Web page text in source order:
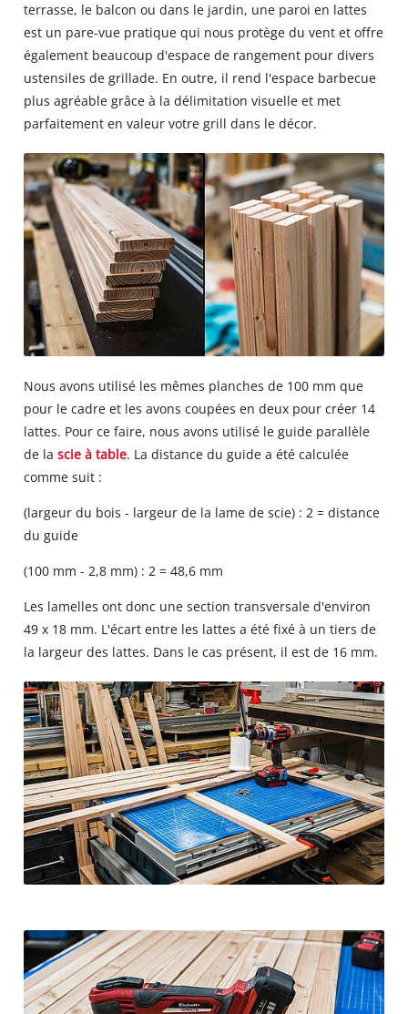
terrasse, le balcon ou dans le jardin, une paroi en lattes
est un pare-vue pratique qui nous protège du vent et offre
également beaucoup d'espace de rangement pour divers
ustensiles de grillade. En outre, il rend l'espace barbecue
plus agréable grâce à la délimitation visuelle et met
parfaitement en valeur votre grill dans le décor.
Nous avons utilisé les mêmes planches de 100 mm que
pour le cadre et les avons coupées en deux pour créer 14
lattes. Pour ce faire, nous avons utilisé le guide parallèle
de lascie à table. La distance du guide a été calculée
comme suit :
(largeur du bois - largeur de la lame de scie) : 2 = distance
du guide
(100 mm - 2,8 mm) : 2 = 48,6 mm
Les lamelles ont donc une section transversale d'environ
49 x 18 mm. L'écart entre les lattes a été fixé à un tiers de
la largeur des lattes. Dans le cas présent, il est de 16 mm.